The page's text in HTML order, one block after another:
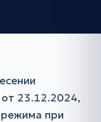
23.12.2024,
при